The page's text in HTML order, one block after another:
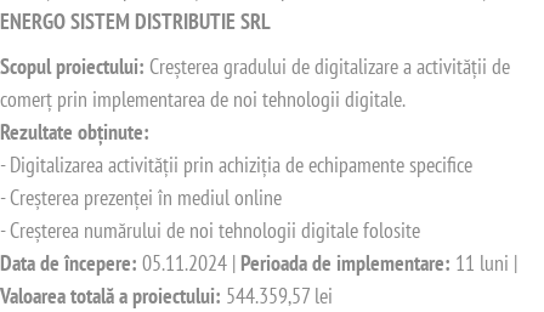
ENERGO SISTEM DISTRIBUTIE SRL
Scopul proiectului: Creșterea gradului de digitalizare a activității de
comerț prin implementarea de noi tehnologii digitale.
Rezultate obținute:
- Digitalizarea activității prin achiziția de echipamente specifice
- Creșterea prezenței în mediul online
- Creșterea numărului de noi tehnologii digitale folosite
Data de începere: 05.11.2024 | Perioada de implementare: 11 luni |
Valoarea totală a proiectului: 544.359,57 lei